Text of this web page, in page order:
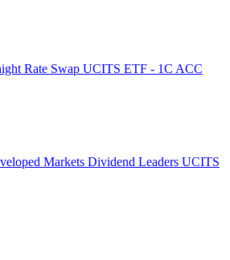
Rate Swap UCITS ETF - 1C ACC
Markets Dividend Leaders UCITS